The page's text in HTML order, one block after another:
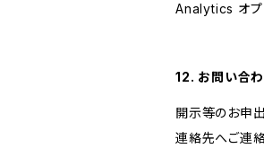
Analytics オプ
12. お問い合
開示等のお申
連絡先へご連